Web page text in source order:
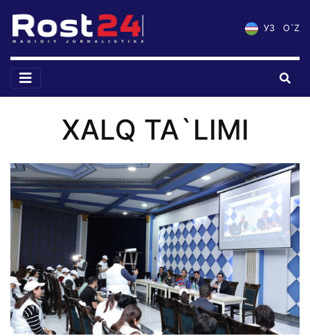
УЗ O`Z
XALQ TA`LIMI